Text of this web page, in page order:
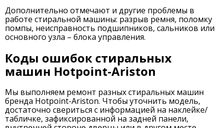
Дополнительно отмечают и другие проблемы в
работе стиральной машины: разрыв ремня, поломку
помпы, неисправность подшипников, сальников или
основного узла – блока управления.
Коды ошибок стиральных
машин Hotpoint-Ariston
Мы выполняем ремонт разных стиральных машин
бренда Hotpoint-Ariston. Чтобы уточнить модель,
достаточно свериться с информацией на наклейке/
табличке, зафиксированной на задней панели,